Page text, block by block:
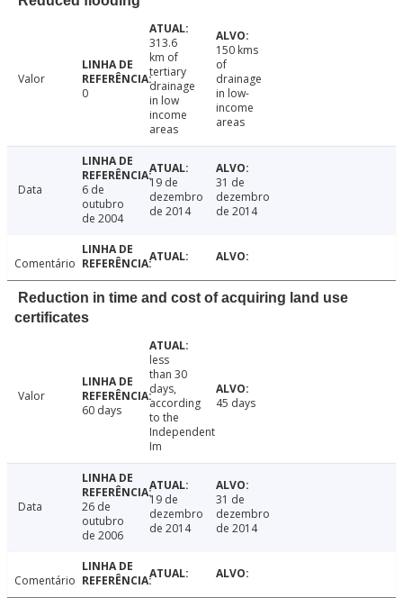
Valor
0
313.6
km of
tertiary
drainage
in low
income
areas
150 kms
of
drainage
in low-
income
areas
Data
6 de
outubro
de 2004
19 de
dezembro
de 2014
31 de
dezembro
de 2014
Comentário
Reduction in time and cost of acquiring land use
certificates
Valor
60 days
less
than 30
days,
according
to the
Independent
Im
45 days
Data
26 de
outubro
de 2006
19 de
dezembro
de 2014
31 de
dezembro
de 2014
Comentário